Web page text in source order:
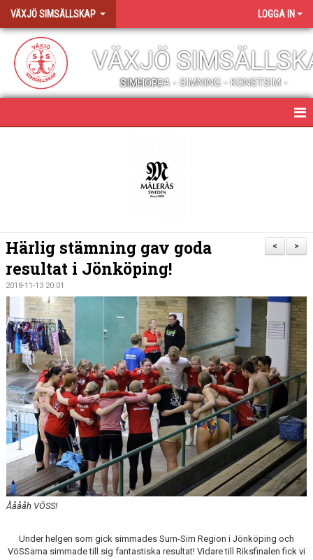
VÄXJÖ SIMSÄLLSKAP LOGGA IN
VÄXJÖ
SIMSKOLA - SIMNING - KONSTSIM - SIMHOPP
MEDLEMSENGAGEMANG
JOBBA HOS OSS
VANLIGA FRÅGOR
>
<
Härlig stämning gav goda
resultat i Jönköping!
2018-11-13 20:01
Ååååh VÖSS!
Under helgen som gick simmades Sum-Sim Region i Jönköping och
VöSSarna simmade till sig fantastiska resultat! Vidare till Riksfinalen fick vi